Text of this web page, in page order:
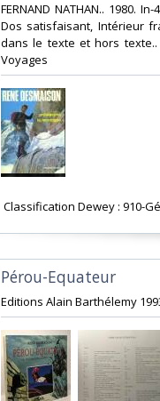
‎FERNAND NATHAN.. 1980.
Dos satisfaisant, Intérieur
dans le texte et hors texte..
Voyages‎
Classification Dewey : 910-
‎Pérou-Equateur‎
‎Editions Alain Barthélemy